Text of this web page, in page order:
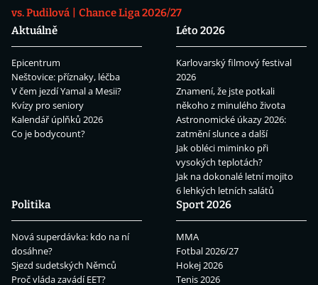
vs. Pudilová
Chance Liga 2026/27
Aktuálně
Epicentrum
Neštovice: příznaky, léčba
V čem jezdí Yamal a Mesii?
Kvízy pro seniory
Kalendář úplňků 2026
Co je bodycount?
Léto 2026
Karlovarský filmový festival
2026
Znamení, že jste potkali
někoho z minulého života
Astronomické úkazy 2026:
zatmění slunce a další
Jak obléci miminko při
vysokých teplotách?
Jak na dokonalé letní mojito
6 lehkých letních salátů
Politika
Nová superdávka: kdo na ní
dosáhne?
Sjezd sudetských Němců
Proč vláda zavádí EET?
Sport 2026
MMA
Fotbal 2026/27
Hokej 2026
Tenis 2026